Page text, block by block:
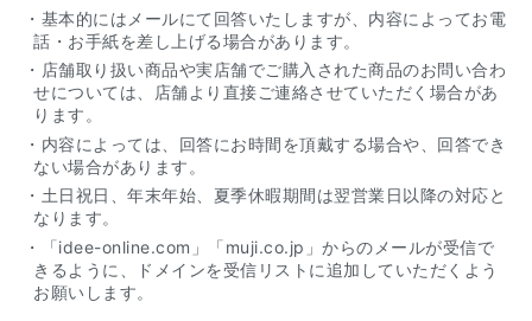
・基本的にはメールにて回答いたしますが、内容によってお電
話・お手紙を差し上げる場合があります。
・店舗取り扱い商品や実店舗でご購入された商品のお問い合わ
せについては、店舗より直接ご連絡させていただく場合があ
ります。
・内容によっては、回答にお時間を頂戴する場合や、回答でき
ない場合があります。
・土日祝日、年末年始、夏季休暇期間は翌営業日以降の対応と
なります。
・「idee-online.com」「muji.co.jp」からのメールが受信で
きるように、ドメインを受信リストに追加していただくよう
お願いします。